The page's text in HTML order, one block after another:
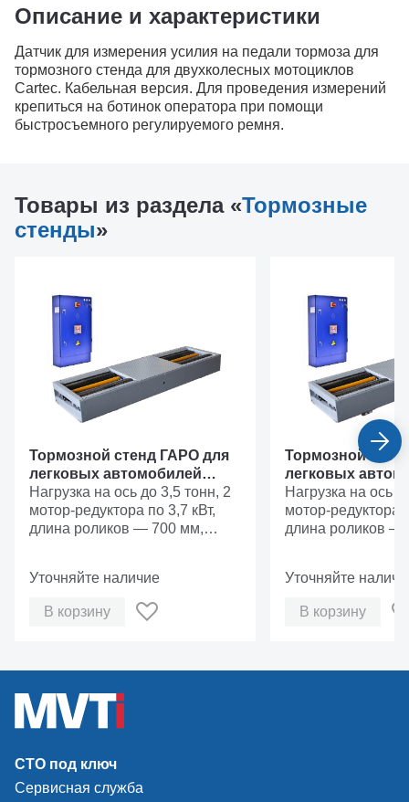
Описание и характеристики
Датчик для измерения усилия на педали тормоза для
тормозного стенда для двухколесных мотоциклов
Cartec. Кабельная версия. Для проведения измерений
крепиться на ботинок оператора при помощи
быстросъемного регулируемого ремня.
Товары из раздела «Тормозные
стенды»
Тормозной стенд ГАРО для
легковых автомобилей
СТС-4-СП-10 Минимальный
комплект.
Нагрузка на ось до 3,5 тонн, 2
мотор-редуктора по 3,7 кВт,
длина роликов — 700 мм,
Уточняйте наличие
В корзину
Тормозной
легковых
СТС-4-СП-11
комплект с
Нагрузка на ось
мотор-редуктора
длина роликов —
Уточняйте
В корзину
СТО под ключ
Сервисная служба